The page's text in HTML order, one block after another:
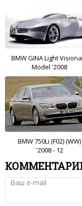
BMW GINA Light
Model '2008
BMW 750Li (F02) (WW)
'2008 - 12
Ваш e-mail